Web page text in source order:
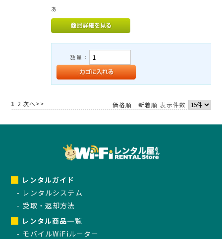
あ
数量：
価格順 新着順 表示件数
1 2 次へ>>
レンタルガイド
レンタルシステム
受取・返却方法
レンタル商品一覧
モバイルWiFiルーター